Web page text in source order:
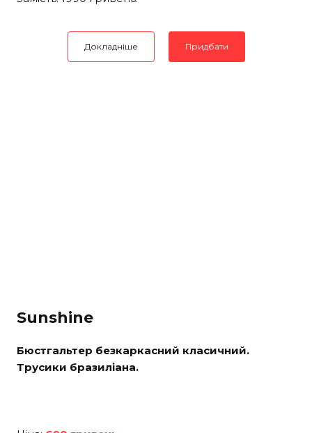
Докладніше Придбати
Sunshine
Бюстгальтер безкаркасний класичний.
Трусики бразиліана.